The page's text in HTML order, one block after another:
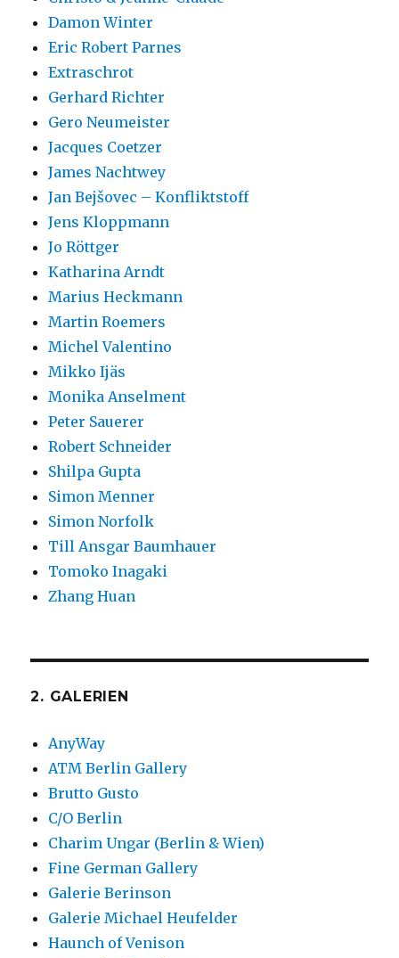
Damon Winter
Eric Robert Parnes
Extraschrot
Gerhard Richter
Gero Neumeister
Jacques Coetzer
James Nachtwey
Jan Bejšovec – Konfliktstoff
Jens Kloppmann
Jo Röttger
Katharina Arndt
Marius Heckmann
Martin Roemers
Michel Valentino
Mikko Ijäs
Monika Anselment
Peter Sauerer
Robert Schneider
Shilpa Gupta
Simon Menner
Simon Norfolk
Till Ansgar Baumhauer
Tomoko Inagaki
Zhang Huan
2. GALERIEN
AnyWay
ATM Berlin Gallery
Brutto Gusto
C/O Berlin
Charim Ungar (Berlin & Wien)
Fine German Gallery
Galerie Berinson
Galerie Michael Heufelder
Haunch of Venison